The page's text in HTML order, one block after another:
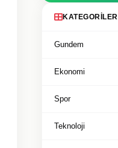
KATEGORILER
Gundem
Ekonomi
Spor
Teknoloji